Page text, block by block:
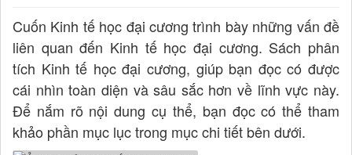
Cuốn Kinh tế học đại cương trình bày những vấn đề
liên quan đến Kinh tế học đại cương. Sách phân
tích Kinh tế học đại cương, giúp bạn đọc có được
cái nhìn toàn diện và sâu sắc hơn về lĩnh vực này.
Để nắm rõ nội dung cụ thể, bạn đọc có thể tham
khảo phần mục lục trong mục chi tiết bên dưới.